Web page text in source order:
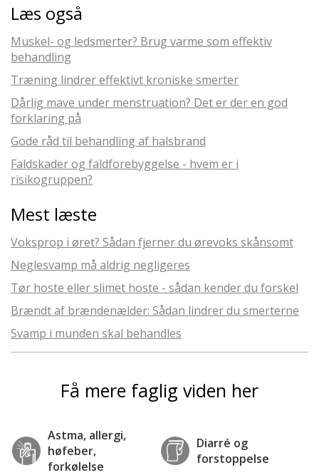
Læs også
Muskel- og ledsmerter? Brug varme som effektiv
behandling
Træning lindrer effektivt kroniske smerter
Dårlig mave under menstruation? Det er der en god
forklaring på
Gode råd til behandling af halsbrand
Faldskader og faldforebyggelse - hvem er i
risikogruppen?
Mest læste
Voksprop i øret? Sådan fjerner du ørevoks skånsomt
Neglesvamp må aldrig negligeres
Tør hoste eller slimet hoste - sådan kender du forskel
Brændt af brændenælder: Sådan lindrer du smerterne
Svamp i munden skal behandles
Få mere faglig viden her
Astma, allergi,
høfeber,
forkølelse
Diarré og
forstoppelse